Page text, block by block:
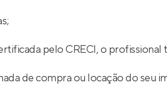
pelo CRECI, o
de compra ou locação do seu